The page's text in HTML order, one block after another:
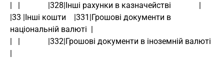
|   |              |328|Інші рахунки в казначействі              |
|33 |Інші кошти    |331|Грошові документи в
національній валюті  |
|   |              |332|Грошові документи в іноземній валюті
|